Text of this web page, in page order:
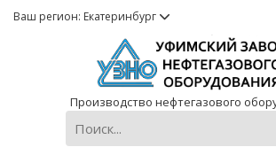
Ваш регион: Екатеринбург
Производство нефтегазового